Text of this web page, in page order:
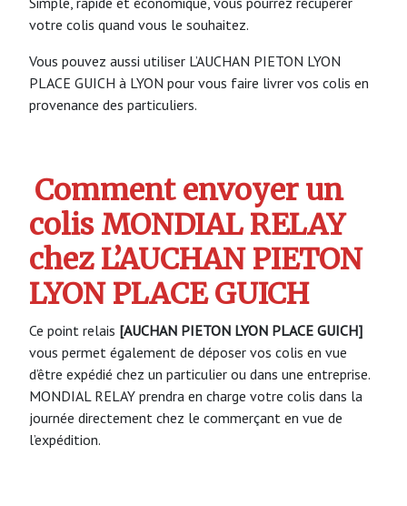
votre colis quand vous le souhaitez.
Vous pouvez aussi utiliser L’AUCHAN PIETON LYON
PLACE GUICH à LYON pour vous faire livrer vos colis en
provenance des particuliers.
Comment envoyer un
colis MONDIAL RELAY
chez L’AUCHAN PIETON
LYON PLACE GUICH
Ce point relais [AUCHAN PIETON LYON PLACE GUICH]
vous permet également de déposer vos colis en vue
d’être expédié chez un particulier ou dans une entreprise.
MONDIAL RELAY prendra en charge votre colis dans la
journée directement chez le commerçant en vue de
l’expédition.